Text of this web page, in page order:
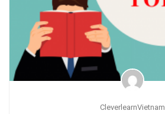
CleverlearnVietnam